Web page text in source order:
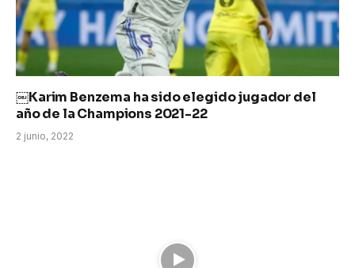
￼Karim Benzema ha sido elegido jugador del
año de la Champions 2021-22
2 junio, 2022